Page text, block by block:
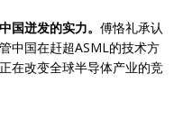
国迸发的实力。 傅恪礼承认
中国在赶超ASML的技术方
在改变全球半导体产业的竞